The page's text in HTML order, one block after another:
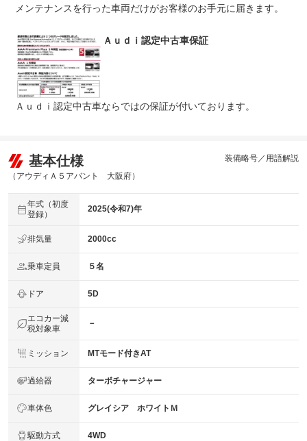
について
保証満了まで走行距離無制限保証！エンジンやトランスミ
な場合でも、工賃や部品代等は無償です＊保証適用除外事
項につきましては別途ご説明致します。
メンテナンスを行った車両だけがお客様のお手元に届きます。
Ａｕｄｉ認定中古車保証
Ａｕｄｉ認定中古車ならではの保証が付いております。
基本仕様
（アウディＡ５アバント 大阪府）
装備略号／用語解説
年式（初度
登録）
2025(令和7)年
排気量 2000cc
乗車定員 ５名
ドア 5D
エコカー減
税対象車
－
ミッション MTモード付きAT
過給器 ターボチャージャー
車体色 グレイシア ホワイトＭ
駆動方式 4WD